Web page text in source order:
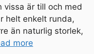
vissa är till och med
helt enkelt runda,
än naturlig storlek,
more